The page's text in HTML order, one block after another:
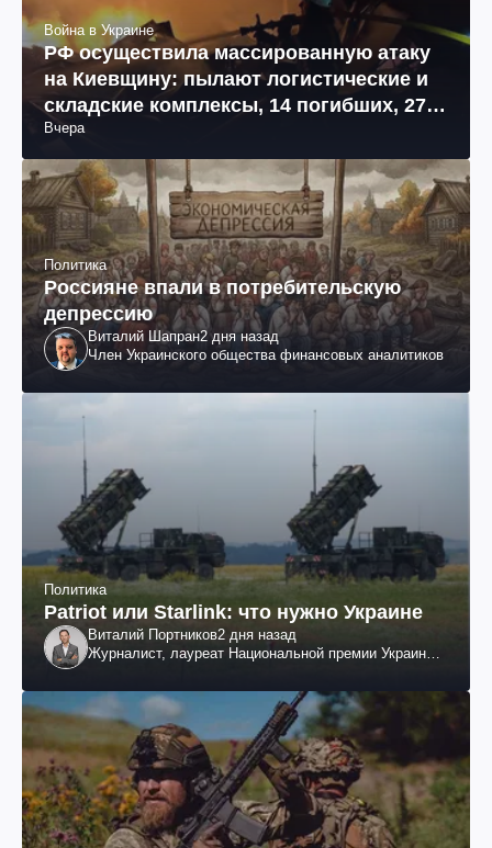
Война в Украине
РФ осуществила массированную атаку
на Киевщину: пылают логистические и
складские комплексы, 14 погибших, 27
раненых (фото, видео)
Вчера
Политика
Россияне впали в потребительскую
депрессию
Виталий Шапран2 дня назад
Член Украинского общества финансовых аналитиков
Политика
Patriot или Starlink: что нужно Украине
Виталий Портников2 дня назад
Журналист, лауреат Национальной премии Украины